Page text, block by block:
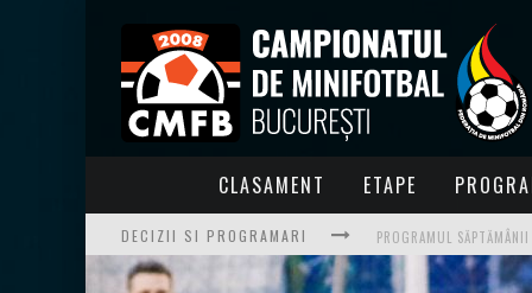
CLASAMENT ETAPE
DECIZII SI PROGRAMARI PROGRAMUL